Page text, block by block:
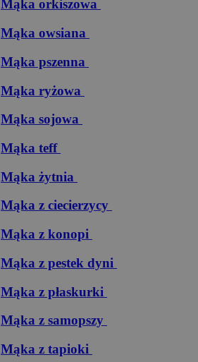
Mąka orkiszowa
Mąka owsiana
Mąka pszenna
Mąka ryżowa
Mąka sojowa
Mąka teff
Mąka żytnia
Mąka z ciecierzycy
Mąka z konopi
Mąka z pestek dyni
Mąka z płaskurki
Mąka z samopszy
Mąka z tapioki